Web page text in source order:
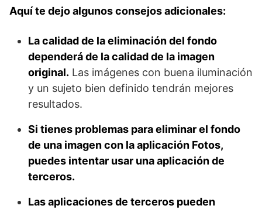
Aquí te dejo algunos consejos adicionales:
La calidad de la eliminación del fondo
dependerá de la calidad de la imagen
original. Las imágenes con buena iluminación
y un sujeto bien definido tendrán mejores
resultados.
Si tienes problemas para eliminar el fondo
de una imagen con la aplicación Fotos,
puedes intentar usar una aplicación de
terceros.
Las aplicaciones de terceros pueden